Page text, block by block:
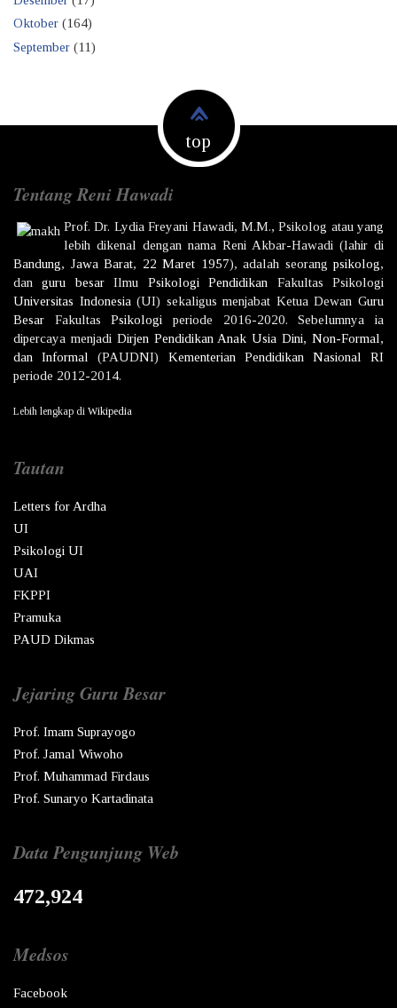
Oktober (164)
September (11)
top
Tentang Reni Hawadi
Prof. Dr. Lydia Freyani Hawadi, M.M., Psikolog atau yang
lebih dikenal dengan nama Reni Akbar-Hawadi (lahir di
Bandung, Jawa Barat, 22 Maret 1957), adalah seorang psikolog,
danguru besarIlmu Psikologi Pendidikan Fakultas Psikologi
Universitas Indonesia(UI) sekaligus menjabat Ketua DewanGuru
Besar FakultasPsikologi periode 2016-2020. Sebelumnya ia
dipercaya menjadi Dirjen Pendidikan Anak Usia Dini, Non-Formal,
dan Informal (PAUDNI) Kementerian Pendidikan Nasional
RI
periode 2012-2014.
Lebih lengkap di Wikipedia
Tautan
Letters for Ardha
UI
Psikologi UI
UAI
FKPPI
Pramuka
PAUD Dikmas
Jejaring Guru Besar
Prof. Imam Suprayogo
Prof. Jamal Wiwoho
Prof. Muhammad Firdaus
Prof. Sunaryo Kartadinata
Data Pengunjung Web
472,924
Medsos
Facebook